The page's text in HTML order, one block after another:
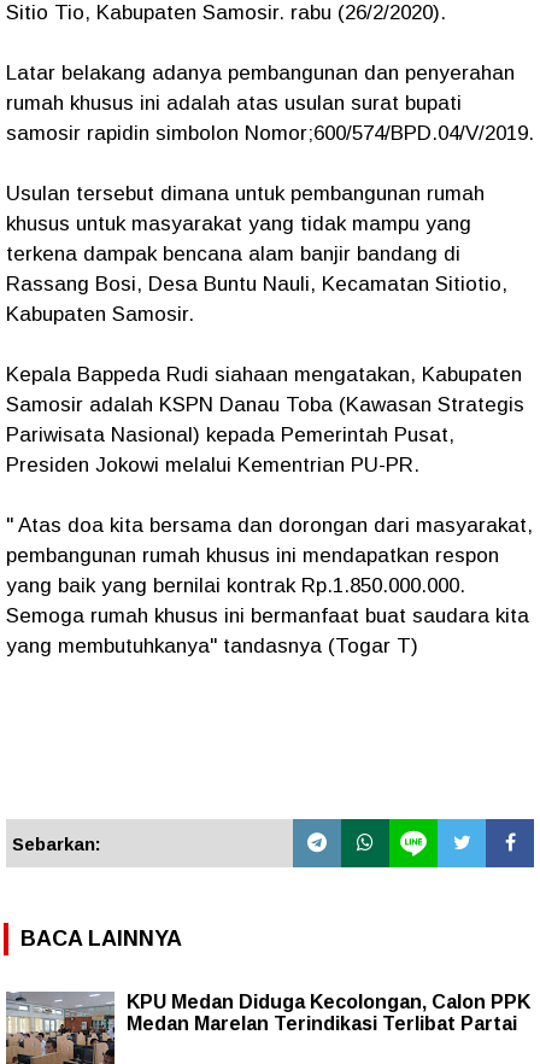
Sitio Tio, Kabupaten Samosir. rabu (26/2/2020).
Latar belakang adanya pembangunan dan penyerahan
rumah khusus ini adalah atas usulan surat bupati
samosir rapidin simbolon Nomor;600/574/BPD.04/V/2019.
Usulan tersebut dimana untuk pembangunan rumah
khusus untuk masyarakat yang tidak mampu yang
terkena dampak bencana alam banjir bandang di
Rassang Bosi, Desa Buntu Nauli, Kecamatan Sitiotio,
Kabupaten Samosir.
Kepala Bappeda Rudi siahaan mengatakan, Kabupaten
Samosir adalah KSPN Danau Toba (Kawasan Strategis
Pariwisata Nasional) kepada Pemerintah Pusat,
Presiden Jokowi melalui Kementrian PU-PR.
" Atas doa kita bersama dan dorongan dari masyarakat,
pembangunan rumah khusus ini mendapatkan respon
yang baik yang bernilai kontrak Rp.1.850.000.000.
Semoga rumah khusus ini bermanfaat buat saudara kita
yang membutuhkanya" tandasnya (Togar T)
Sebarkan:
BACA LAINNYA
KPU Medan Diduga Kecolongan, Calon PPK
Medan Marelan Terindikasi Terlibat Partai